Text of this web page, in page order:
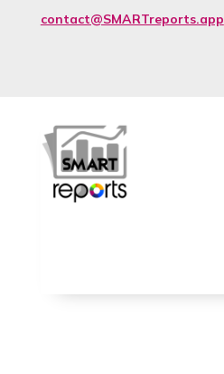
contact@SMARTreports.app